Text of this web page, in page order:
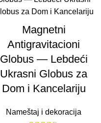
Magnetni
Antigravitacioni
Globus — Lebdeći
Ukrasni Globus za
Dom i Kancelariju
Nameštaj i dekoracija